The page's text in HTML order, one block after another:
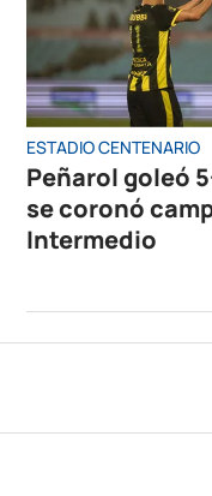
ESTADIO CENTENARIO
Peñarol goleó
se coronó
Intermedio